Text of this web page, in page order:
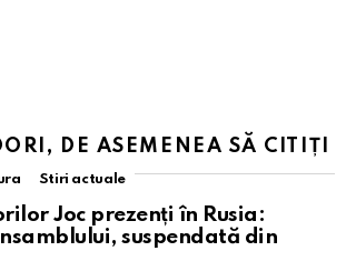
DE ASEMENEA SĂ CITIȚI
Stiri actuale
Joc prezenți în Rusia:
suspendată din